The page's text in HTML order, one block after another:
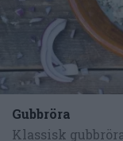
Gubbröra
Klassisk